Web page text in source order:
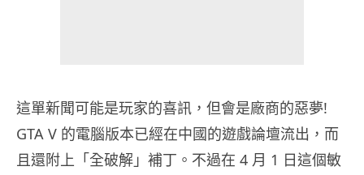
這單新聞可能是玩家的喜訊，但會是廠商的惡夢!
GTA V 的電腦版本已經在中國的遊戲論壇流出，而
且還附上「全破解」補丁。不過在 4 月 1 日這個敏